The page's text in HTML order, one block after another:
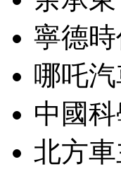
寧德
哪吒
中國
北方